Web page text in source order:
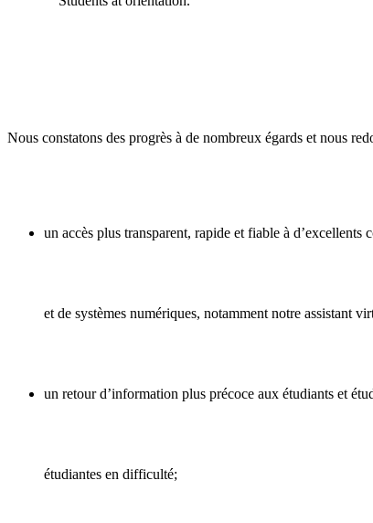
Nous constatons des progrès à de nombreux égards et nous
un accès plus transparent, rapide et fiable à d’excellents
et de systèmes numériques, notamment notre assistant
un retour d’information plus précoce aux étudiants et
étudiantes en difficulté;